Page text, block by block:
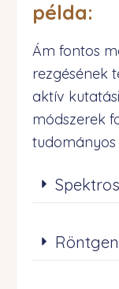
példa:
Ám fontos
rezgésének
aktív
módszerek
tudományos